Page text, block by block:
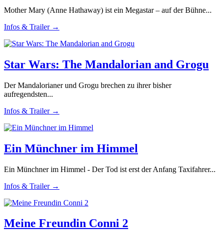
Mother Mary (Anne Hathaway) ist ein Megastar – auf der Bühne...
Infos & Trailer →
Star Wars: The Mandalorian and Grogu
Der Mandalorianer und Grogu brechen zu ihrer bisher
aufregendsten...
Infos & Trailer →
Ein Münchner im Himmel
Ein Münchner im Himmel - Der Tod ist erst der Anfang Taxifahrer...
Infos & Trailer →
Meine Freundin Conni 2